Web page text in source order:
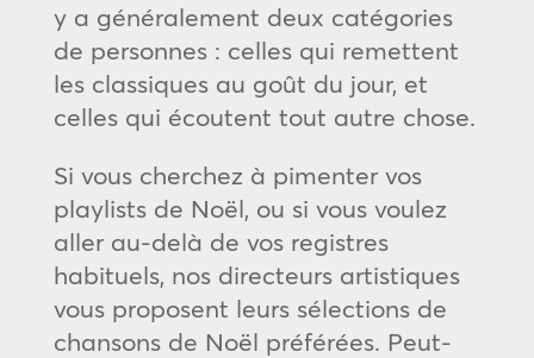
y a généralement deux catégories
de personnes : celles qui remettent
les classiques au goût du jour, et
celles qui écoutent tout autre chose.
Si vous cherchez à pimenter vos
playlists de Noël, ou si vous voulez
aller au-delà de vos registres
habituels, nos directeurs artistiques
vous proposent leurs sélections de
chansons de Noël préférées. Peut-